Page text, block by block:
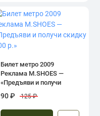
Билет метро 2009
Реклама M.SHOES —
«Предъяви и получи
скидку 400 р.»
90 ₽ 125 ₽